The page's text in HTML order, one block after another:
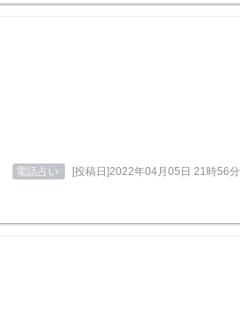
電話占い [投稿日]2022年04月05日 21時56分